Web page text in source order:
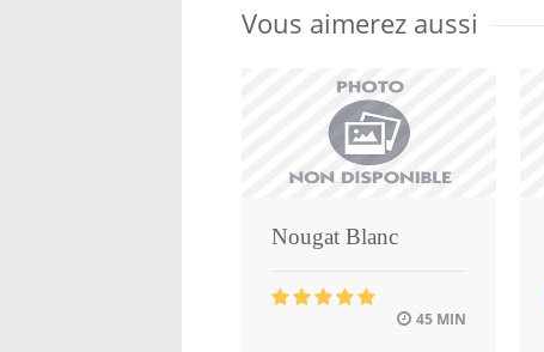
Vous aimerez aussi
Nougat Blanc
45 MIN